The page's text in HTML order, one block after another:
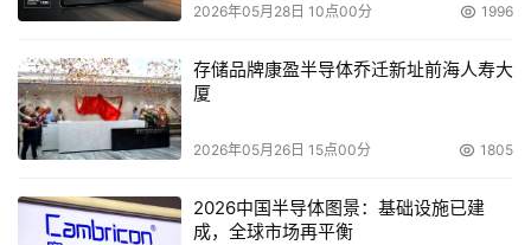
2026年05月28日 10点00分 1996
存储品牌康盈半导体乔迁新址前海人寿大
厦
2026年05月26日 15点00分 1805
2026中国半导体图景：基础设施已建
成，全球市场再平衡